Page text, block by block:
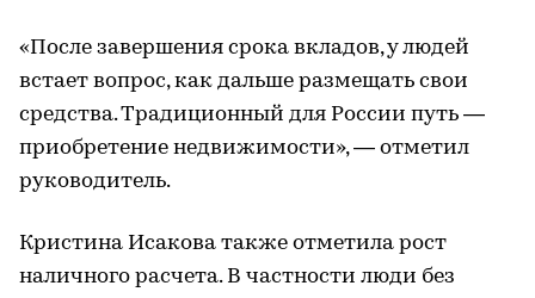
«После завершения срока вкладов, у людей
встает вопрос, как дальше размещать свои
средства. Традиционный для России путь —
приобретение недвижимости», — отметил
руководитель.
Кристина Исакова также отметила рост
наличного расчета. В частности люди без